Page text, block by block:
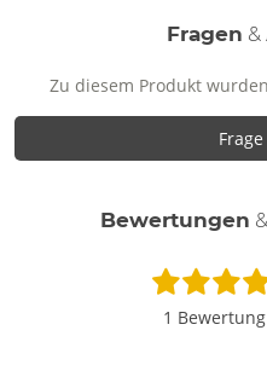
Fragen
Zu diesem Produkt
Bewertungen
1 Bewertung